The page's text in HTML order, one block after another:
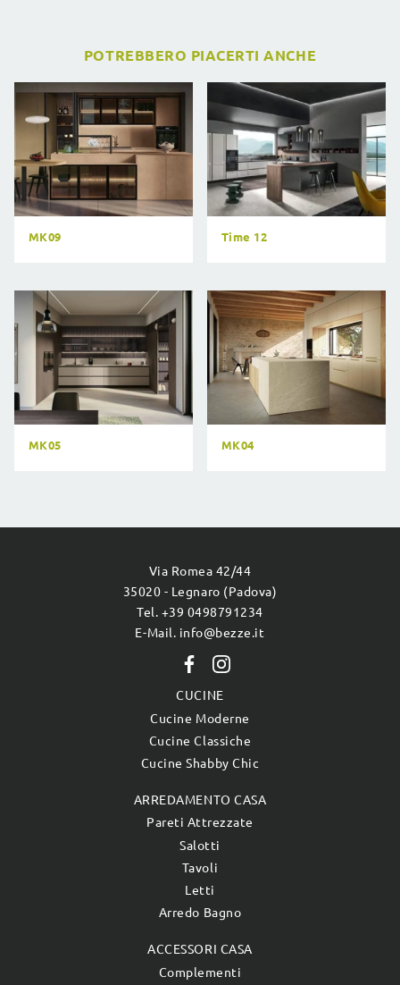
POTREBBERO PIACERTI ANCHE
MK09 Time 12
MK05 MK04
Via Romea 42/44
35020 - Legnaro (Padova)
Tel. +39 0498791234
E-Mail. info@bezze.it
CUCINE
Cucine Moderne
Cucine Classiche
Cucine Shabby Chic
ARREDAMENTO CASA
Pareti Attrezzate
Salotti
Tavoli
Letti
Arredo Bagno
ACCESSORI CASA
Complementi